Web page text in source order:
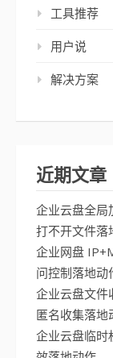
工具推荐
用户说
解决方案
近期文章
企业云盘全局
打不开文件落
企业网盘
问控制落地动
企业云盘文件
匿名收集落地
企业云盘临时